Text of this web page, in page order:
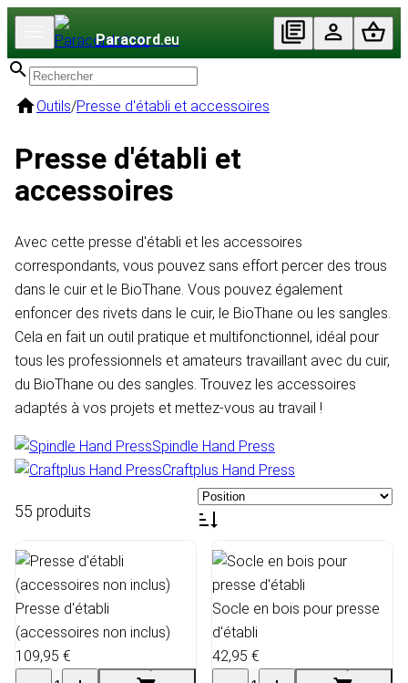
Paracord.eu
Outils/Presse d'établi et accessoires
Presse d'établi et
accessoires
Avec cette presse d'établi et les accessoires
correspondants, vous pouvez sans effort percer des trous
dans le cuir et le BioThane. Vous pouvez également
enfoncer des rivets dans le cuir, le BioThane ou les sangles.
Cela en fait un outil pratique et multifonctionnel, idéal pour
tous les professionnels et amateurs travaillant avec du cuir,
du BioThane ou des sangles. Trouvez les accessoires
adaptés à vos projets et mettez-vous au travail !
Spindle Hand Press
Craftplus Hand Press
55 produits
Presse d'établi
(accessoires non inclus)
109,95 €
Socle en bois pour presse
d'établi
42,95 €